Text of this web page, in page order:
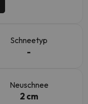
Schneetyp
-
Neuschnee
2 cm